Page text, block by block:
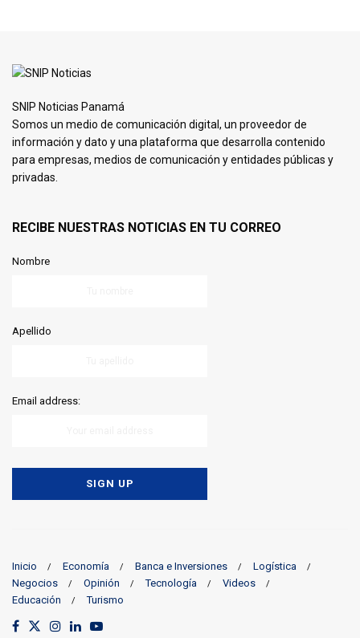
SNIP Noticias Panamá
Somos un medio de comunicación digital, un proveedor de
información y dato y una plataforma que desarrolla contenido
para empresas, medios de comunicación y entidades públicas y
privadas.
RECIBE NUESTRAS NOTICIAS EN TU CORREO
Nombre
Apellido
Email address:
Inicio Economía Banca e Inversiones
Logística
Negocios
Opinión Tecnología
Videos
Educación
Turismo